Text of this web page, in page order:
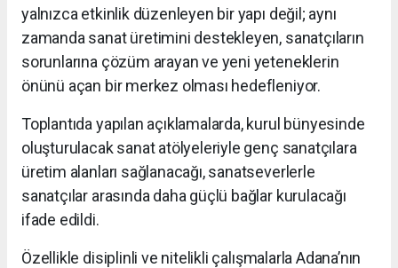
yalnızca etkinlik düzenleyen bir yapı değil; aynı
zamanda sanat üretimini destekleyen, sanatçıların
sorunlarına çözüm arayan ve yeni yeteneklerin
önünü açan bir merkez olması hedefleniyor.
Toplantıda yapılan açıklamalarda, kurul bünyesinde
oluşturulacak sanat atölyeleriyle genç sanatçılara
üretim alanları sağlanacağı, sanatseverlerle
sanatçılar arasında daha güçlü bağlar kurulacağı
ifade edildi.
Özellikle disiplinli ve nitelikli çalışmalarla Adana’nın